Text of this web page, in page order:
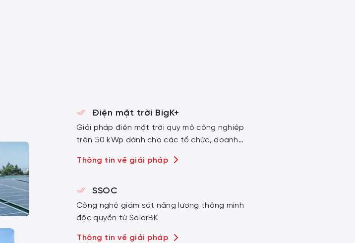
Điện mặt trời BigK+
Giải pháp điện mặt trời quy mô công nghiệp
trên 50 kWp dành cho các tổ chức, doanh
Thông tin về giải pháp
SSOC
Công nghệ giám sát năng lượng thông minh
độc quyền từ SolarBK
Thông tin về giải pháp